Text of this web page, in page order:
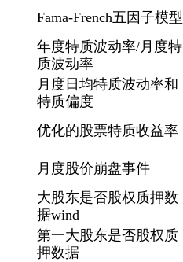
Fama-French五因子模型
年度特质波动率/月度特
质波动率
月度日均特质波动率和
特质偏度
优化的股票特质收益率
月度股价崩盘事件
大股东是否股权质押数
据wind
第一大股东是否股权质
押数据